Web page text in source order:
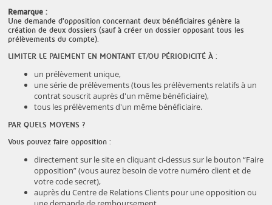
Remarque :
Une demande d'opposition concernant deux bénéficiaires génère la
création de deux dossiers (sauf à créer un dossier opposant tous les
prélèvements du compte).
LIMITER LE PAIEMENT EN MONTANT ET/OU PÉRIODICITÉ À :
un prélèvement unique,
une série de prélèvements (tous les prélèvements relatifs à un
contrat souscrit auprès d'un même bénéficiaire),
tous les prélèvements d'un même bénéficiaire.
PAR QUELS MOYENS ?
Vous pouvez faire opposition :
directement sur le site en cliquant ci-dessus sur le bouton “Faire
opposition” (vous aurez besoin de votre numéro client et de
votre code secret),
auprès du Centre de Relations Clients pour une opposition ou